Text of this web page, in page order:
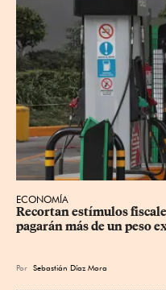
ECONOMÍA
Recortan estímulos
pagarán más de un peso
Por Sebastián Díaz Mora